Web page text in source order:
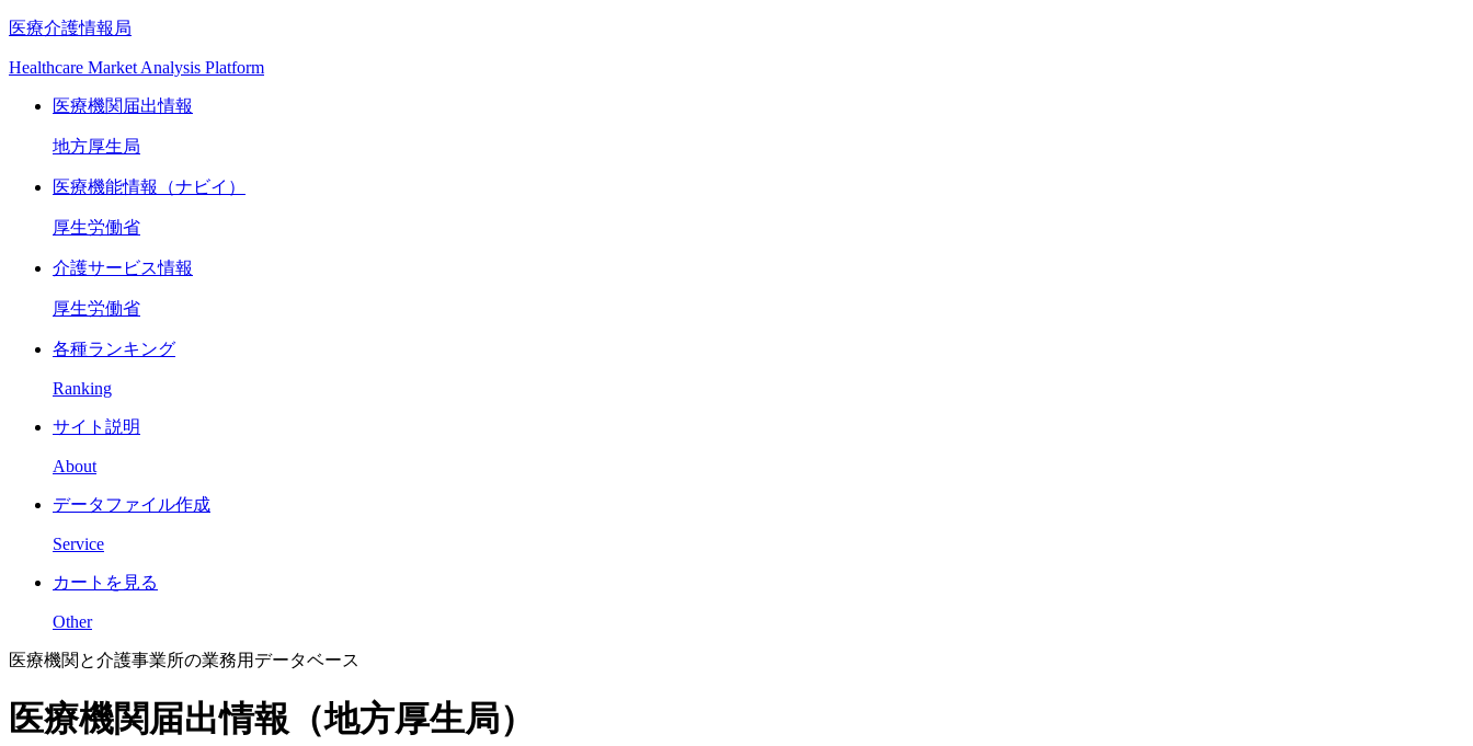
医療介護情報局
Healthcare Market Analysis Platform
医療機関届出情報
地方厚生局
医療機能情報（ナビイ）
厚生労働省
介護サービス情報
厚生労働省
各種ランキング
Ranking
サイト説明
About
データファイル作成
Service
カートを見る
Other
医療機関と介護事業所の業務用データベース
医療機関届出情報（地方厚生局）